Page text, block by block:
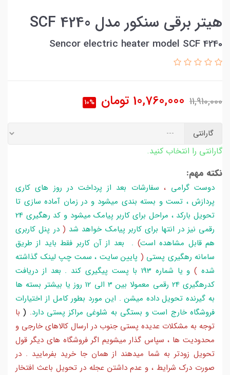
هیتر برقی سنکور مدل SCF 4240
Sencor electric heater model SCF 4240
11,910,000
10,760,000 تومان 10%
گارانتی
گارانتی را انتخاب کنید.
نکته مهم:
دوست گرامی ،سفارشات بعد از پرداخت در روز های کاری
پردازش ، تست و بسته بندی میشود و در زمان آماده سازی تا
تحویل بارکد ، مراحل برای کاربر پیامک میشود و کد رهگیری 24
رقمی نیز در انتها برای کاربر پیامک خواهد شد ( در پنل کاربری
هم قابل مشاهده است) . بعد از آن کاربر فقط باید از طریق
سامانه رهگیری پستی ( پایین سایت ، سمت چپ لینک گذاشته
شده )
و یا شماره 193 با پست پیگیری کند . بعد از دریافت
کدرهگیری 24 رقمی معمولا بین 3 الی 12 روز یا بیشتر بسته ها
به گیرنده تحویل داده میشن . این مورد بطور کامل از اختیارات
فروشگاه خارج است و بستگی به شلوغی مراکز پستی دارد.
(با
توجه به مشکلات عدیده پستی جنوب در ارسال کالاهای خارجی و
محدودیت ها ، سپاس گذار میشویم اگر فروشگاه های دیگر قول
تحویل زودتر به شما میدهند از همان جا خرید بفرمایید . در
صورت درک شرایط ، و عدم داشتن عجله در تحویل باعث افتخار